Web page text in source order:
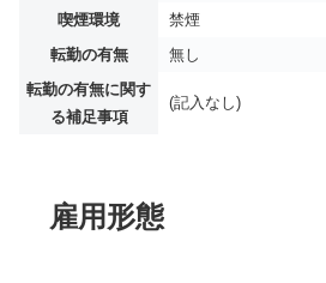
喫煙環境
禁煙
転勤の有無
無し
転勤の有無に関す
る補足事項
(記入なし)
雇用形態